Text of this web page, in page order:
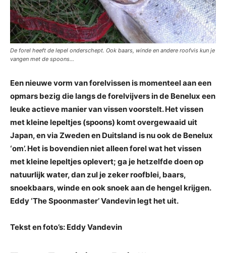
De forel heeft de lepel onderschept. Ook baars, winde en andere roofvis kun je
vangen met de spoons...
Een nieuwe vorm van forelvissen is momenteel aan een
opmars bezig die langs de forelvijvers in de Benelux een
leuke actieve manier van vissen voorstelt. Het vissen
met kleine lepeltjes (spoons) komt overgewaaid uit
Japan, en via Zweden en Duitsland is nu ook de Benelux
‘om’. Het is bovendien niet alleen forel wat het vissen
met kleine lepeltjes oplevert; ga je hetzelfde doen op
natuurlijk water, dan zul je zeker roofblei, baars,
snoekbaars, winde en ook snoek aan de hengel krijgen.
Eddy ‘The Spoonmaster’ Vandevin legt het uit.
Tekst en foto’s: Eddy Vandevin